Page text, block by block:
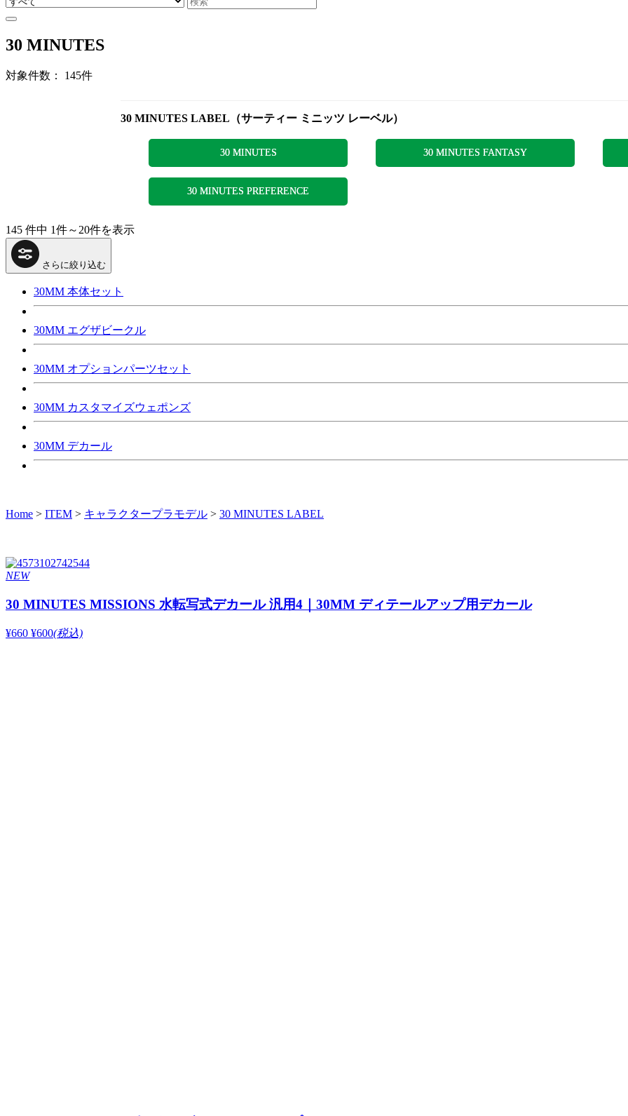
30 MINUTES
対象件数： 145件
30 MINUTES LABEL（サーティー ミニッツ レーベル）
30 MINUTES 30 MINUTES FANTASY
30 MINUTES PREFERENCE
145 件中 1件～20件を表示
さらに絞り込む
30MM 本体セット
30MM エグザビークル
30MM オプションパーツセット
30MM カスタマイズウェポンズ
30MM デカール
Home > ITEM > キャラクタープラモデル > 30 MINUTES LABEL
NEW
30 MINUTES MISSIONS 水転写式デカール 汎用4｜30MM ディテールアップ用デカール
¥660 ¥600(税込)